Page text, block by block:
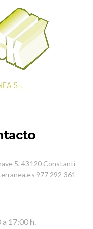
5, 43120 Constantí
977 292 361
a 17:00 h.